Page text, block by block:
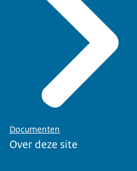
Documenten
Over deze site